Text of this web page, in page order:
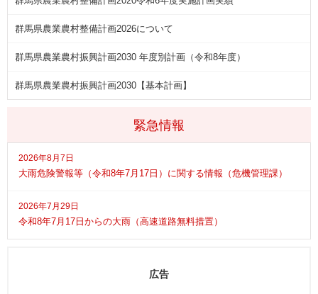
緊急情報
2026年8月7日
大雨危険警報等（令和8年7月17日）に関する情報（危機管理課）
2026年7月29日
令和8年7月17日からの大雨（高速道路無料措置）
群馬県農業農村整備計画2026について
群馬県農業農村振興計画2030 年度別計画（令和8年度）
群馬県農業農村振興計画2030【基本計画】
広告